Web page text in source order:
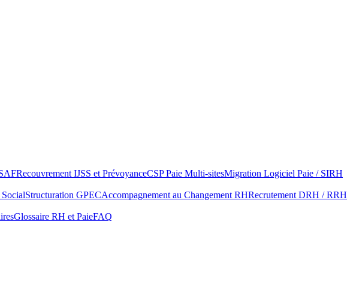
Recouvrement IJSS et PrévoyanceCSP Paie Multi-sitesMigration Logiciel Paie / SIRH
Structuration GPECAccompagnement au Changement RHRecrutement DRH / RRH
Glossaire RH et PaieFAQ